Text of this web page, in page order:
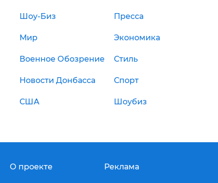
Шоу-Биз Пресса
Мир Экономика
Военное Обозрение Стиль
Новости Донбасса Спорт
США Шоубиз
О проекте Реклама